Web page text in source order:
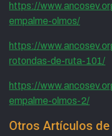
https://
empalme-olmos/
https://
rotondas-de-ruta-101/
https://
empalme-olmos-2/
Otros Artículos de